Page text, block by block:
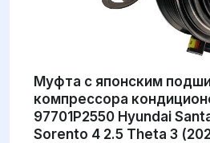
Муфта с японским
компрессора
97701P2550 Hyundai
Sorento 4 2.5 Theta 3